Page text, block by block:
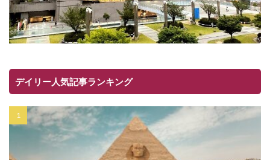
デイリー人気記事ランキング